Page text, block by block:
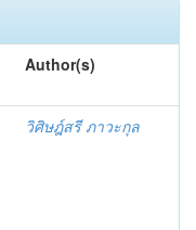
Author(s)
วิศิษฎ์สรี ภาวะกุล